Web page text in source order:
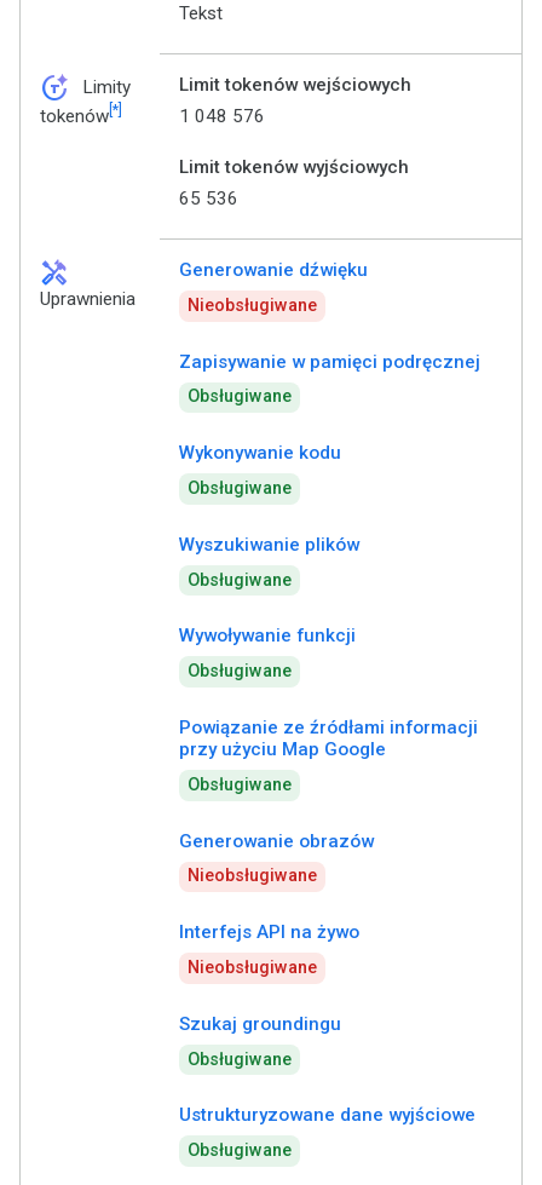
Tekst
token_auto
Limity
tokenów[*]
Limit tokenów wejściowych
1 048 576
Limit tokenów wyjściowych
65 536
handyman
Uprawnienia
Generowanie dźwięku
Nieobsługiwane
Zapisywanie w pamięci podręcznej
Obsługiwane
Wykonywanie kodu
Obsługiwane
Wyszukiwanie plików
Obsługiwane
Wywoływanie funkcji
Obsługiwane
Powiązanie ze źródłami informacji
przy użyciu Map Google
Obsługiwane
Generowanie obrazów
Nieobsługiwane
Interfejs API na żywo
Nieobsługiwane
Szukaj groundingu
Obsługiwane
Ustrukturyzowane dane wyjściowe
Obsługiwane